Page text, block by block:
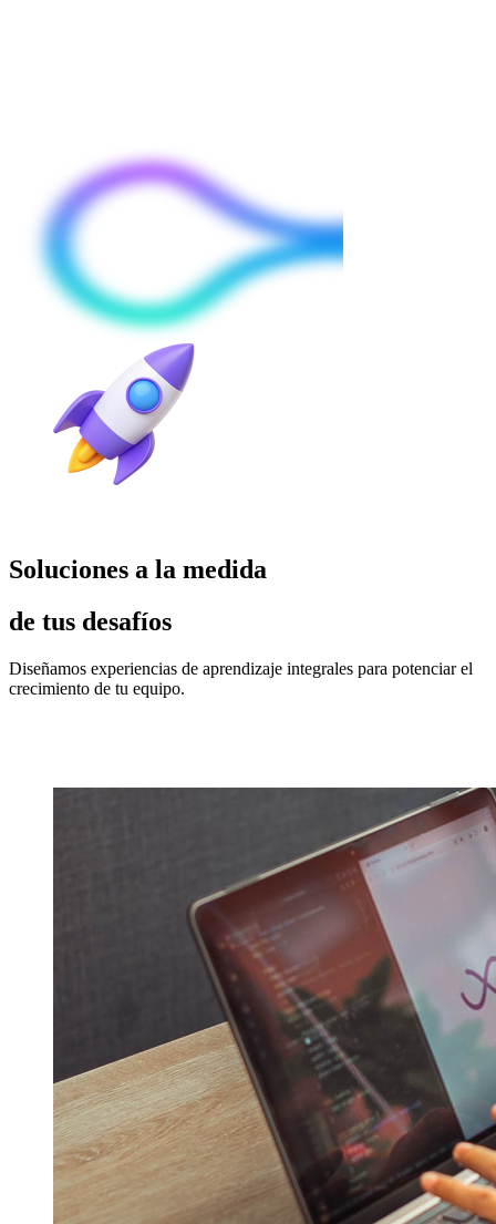
Soluciones a la medida
de tus desafíos
Diseñamos experiencias de aprendizaje integrales para potenciar el
crecimiento de tu equipo.